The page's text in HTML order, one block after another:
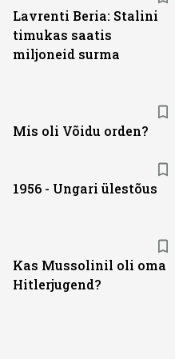
Lavrenti Beria: Stalini
timukas saatis
miljoneid surma
Mis oli Võidu orden?
1956 - Ungari ülestõus
Kas Mussolinil oli oma
Hitlerjugend?